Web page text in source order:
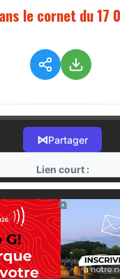
le cornet du 17
⋈Partager
Lien court :
https://
⧉